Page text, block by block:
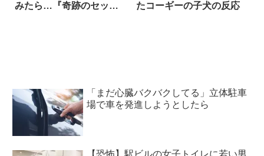
みたら…『奇跡のセッシ
たコーギーの子犬の反応
「まだ心臓バクバクしてる」立体駐車
場で車を発進しようとしたら
【恐怖】駅ビルの女子トイレに若い男